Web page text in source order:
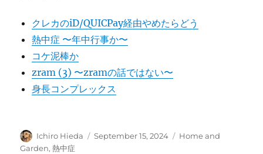
クレカのiD/QUICPay経由やめたらどう
熱中症 〜年中行事か〜
コケ泥棒か
zram (3) 〜zramの話ではない〜
身長コンプレックス
Author
Ichiro Hieda
Posted
September 15, 2024 Categories
Home and
Garden,熱中症